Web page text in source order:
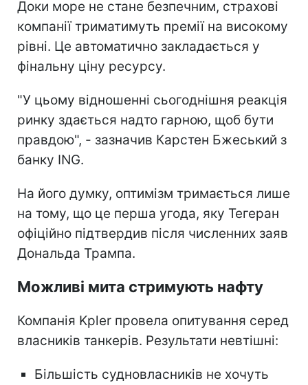
Доки море не стане безпечним, страхові
компанії триматимуть премії на високому
рівні. Це автоматично закладається у
фінальну ціну ресурсу.
"У цьому відношенні сьогоднішня реакція
ринку здається надто гарною, щоб бути
правдою", - зазначив Карстен Бжеський з
банку ING.
На його думку, оптимізм тримається лише
на тому, що це перша угода, яку Тегеран
офіційно підтвердив після численних заяв
Дональда Трампа.
Можливі мита стримують нафту
Компанія Kpler провела опитування серед
власників танкерів. Результати невтішні:
Більшість судновласників не хочуть